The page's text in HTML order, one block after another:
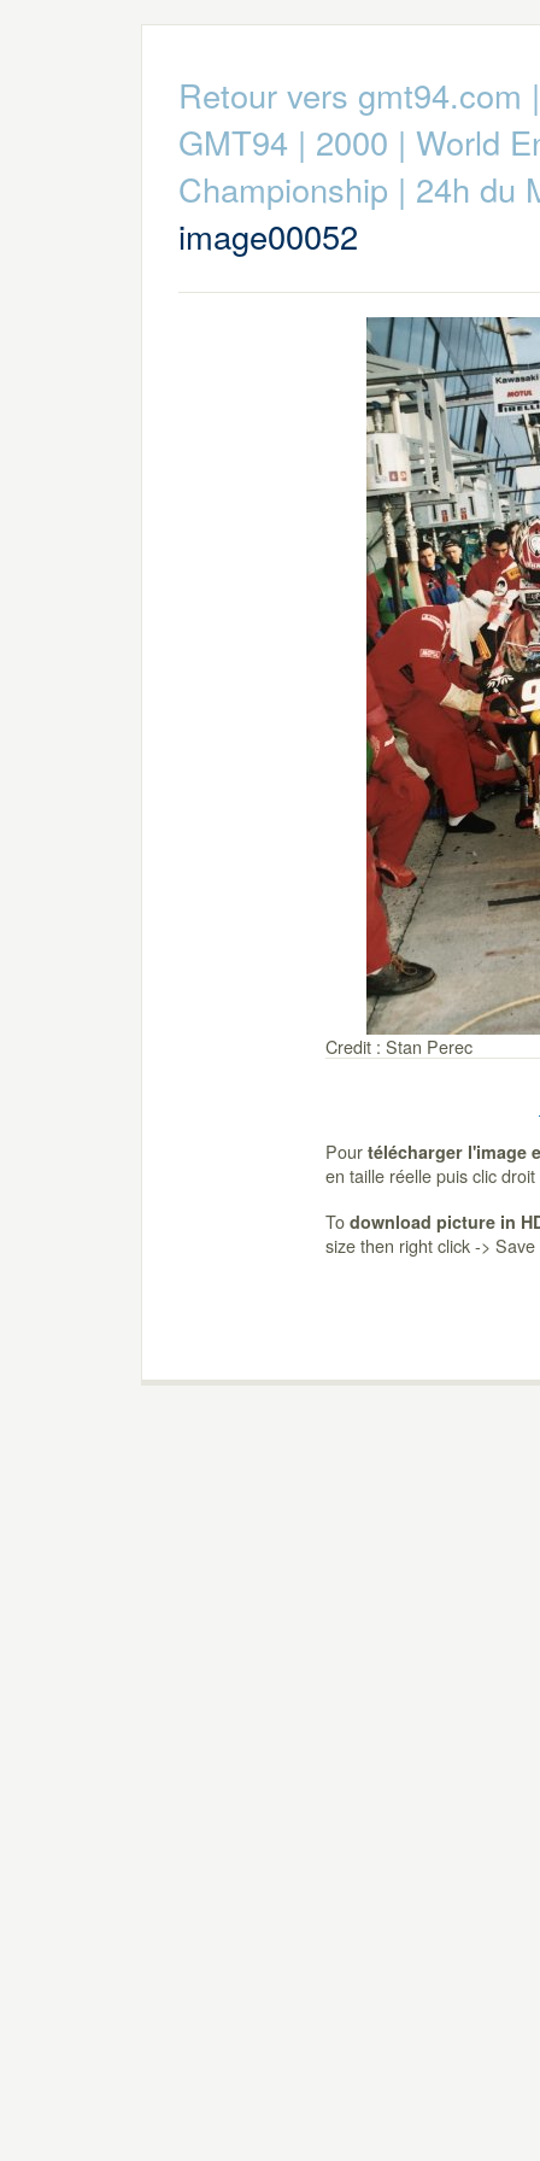
Retour vers gmt94.com
GMT94 | 2000 | World
Championship | 24h du
image00052
Credit : Stan Perec
Pour télécharger l'image
en taille réelle puis clic
To download picture in
size then right click ->